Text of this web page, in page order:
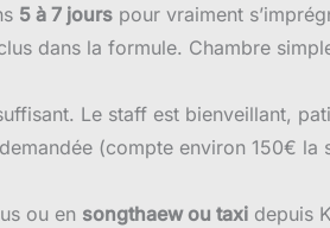
5 à 7 jours pour vraiment
dans la formule. Chambre
Le staff est bienveillant,
(compte environ 150€ la
ou en songthaew ou taxi depuis